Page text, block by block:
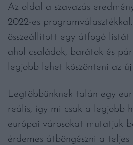
Az oldal a szavazás
2022-es
összeállított egy átfogó listát
ahol családok, barátok és
legjobb lehet köszönteni az új
Legtöbbünknek talán egy
reális, így mi csak a legjobb
európai városokat mutatjuk
érdemes átböngészni a teljes